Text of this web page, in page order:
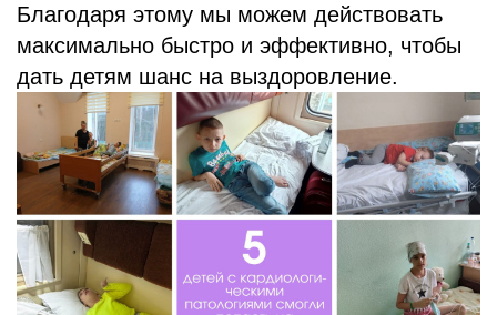
Благодаря этому мы можем действовать
максимально быстро и эффективно, чтобы
дать детям шанс на выздоровление.